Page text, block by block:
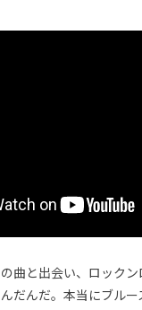
曲と出会い、ロック
だんだ。本当にブル